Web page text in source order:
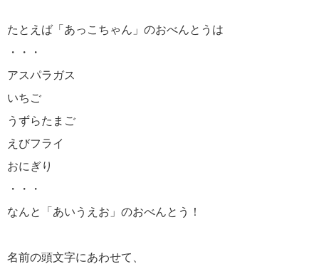
たとえば「あっこちゃん」のおべんとうは
・・・
アスパラガス
いちご
うずらたまご
えびフライ
おにぎり
・・・
なんと「あいうえお」のおべんとう！
名前の頭文字にあわせて、